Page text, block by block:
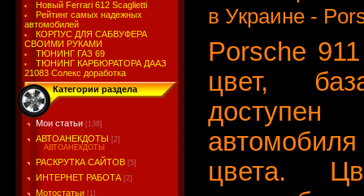
Новый Ferrari 612 Scaglietti
Рейтинг самых надежных
автомобилей
КОРПУС ДЛЯ САБВУФЕРА
СВОИМИ РУКАМИ
ТЮНИНГ ГАЗ 69
ТЮНИНГ КАРБЮРАТОРА ДААЗ
21083 Солекс доработка
Категории раздела
Мои статьи [138]
АВТОАНЕКДОТЫ [2]
АВТОАНЕКДОТЫ
РАСКРУТКА САЙТОВ [5]
ИНТЕРНЕТ РАБОТА [2]
Мотостатьи [1]
Porsche
цвет,
цвета.